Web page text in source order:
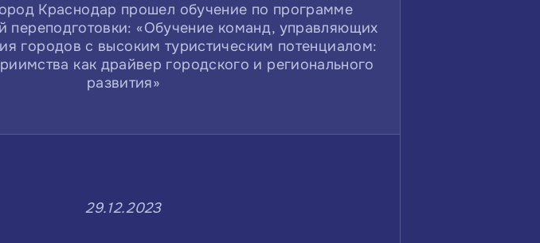
Краснодар прошел обучение по программе
переподготовки: «Обучение команд, управляющих
городов с высоким туристическим потенциалом:
как драйвер городского и регионального
развития»
29.12.2023